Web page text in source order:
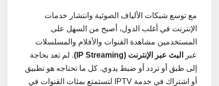
مع توسع شبكات الألياف الضوئية وانتشار خدمات
الإنترنت في أغلب الدول، أصبح من السهل على
المستخدمين مشاهدة القنوات والأفلام والمسلسلات
عبر
البث عبر الإنترنت (IP Streaming)
. لم تعد بحاجة
إلى طبق أو تردد أو ضبط يدوي. كل ما تحتاجه هو تطبيق
أو اشتراك في خدمة IPTV لتستمتع بمئات القنوات في